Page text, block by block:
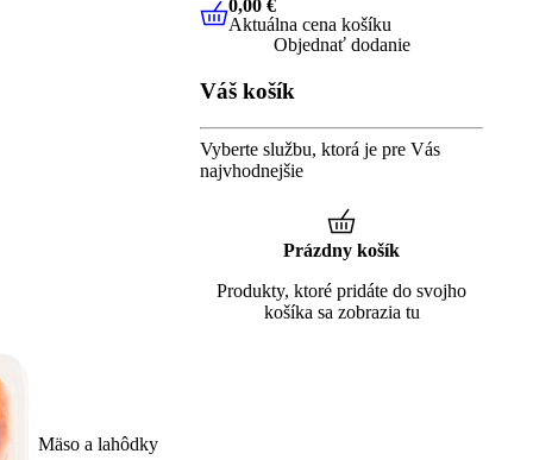
Mäso a lahôdky
0,00 €Aktuálna cena košíku
0,00 €
Aktuálna cena košíku
Objednať dodanie
Váš košík
Vyberte službu, ktorá je pre Vás
najvhodnejšie
Prázdny košík
Produkty, ktoré pridáte do svojho
košíka sa zobrazia tu